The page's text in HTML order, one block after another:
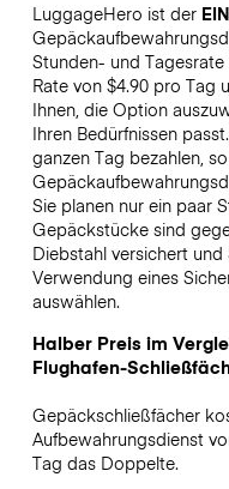
LuggageHero ist der
Stunden- und
Rate von $4.90 pro Tag
Ihnen, die Option
Ihren Bedürfnissen
ganzen Tag bezahlen,
Sie planen nur ein paar
Gepäckstücke sind
Diebstahl versichert
Verwendung eines
auswählen.
Halber Preis im
Flughafen-
Gepäckschließfächer
Aufbewahrungsdienst
Tag das Doppelte.